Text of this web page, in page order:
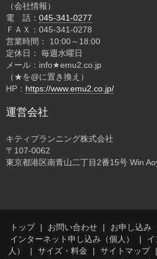
（会社情報）
電 話： 045-341-0277
ＦＡＸ：045-341-0278
営業時間： 10:00～18:00
定休日： 毎週水曜日
メール：info★emu2.co.jp
（★を@に置き換え）
HP： https://www.emu2.co.jp/
運営会社
キティプランニング株式会社
〒107-0062
東京都港区南青山二丁目2番15号 Win
トップ お問い合わせ お申し込み
インターネット申し込み（個人）
人）
サイズ・料金 サイトマップ